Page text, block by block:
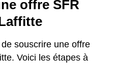
offre SFR
souscrire une offre
Voici les étapes à